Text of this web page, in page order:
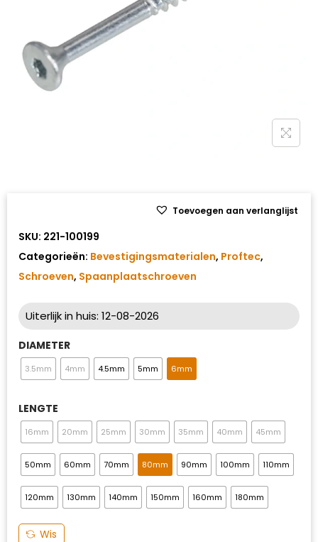
SKU: 221-100199
Categorieën: Bevestigingsmaterialen, Proftec,
Schroeven, Spaanplaatschroeven
Uiterlijk in huis: 12-08-2026
DIAMETER
3.5mm 4mm 4.5mm 5mm 6mm
LENGTE
16mm 20mm 25mm 30mm 35mm 40mm 45mm
50mm 60mm 70mm 80mm 90mm 100mm 110mm
120mm 130mm 140mm 150mm 160mm 180mm
Wis
Toevoegen aan verlanglijst